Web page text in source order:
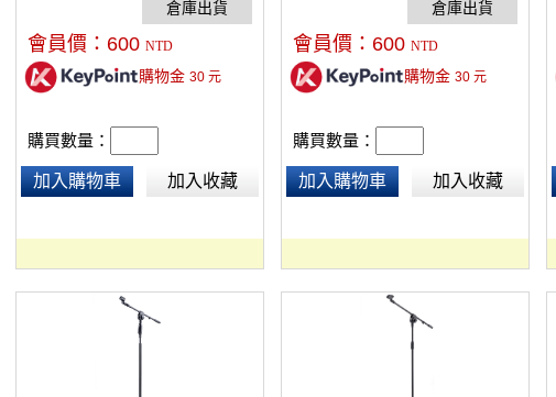
88CM~200CM，自重1.2KG，可以
邊唱歌邊直播。
會員價： 600 NTD
購物金 30元
購買數量：
加入購物車 加入收藏
由伸展，穩固快速定位，麥克風延
伸臂多角度調節、上下升降，重量
1kg，手機/平板二用夾可夾範
圍:15~18cm，腳管鋁合金材質，耐
會員價： 600 NTD
購物金 30元
購買數量：
加入購物車 加入收藏